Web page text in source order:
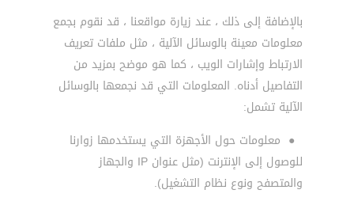
بالإضافة إلى ذلك ، عند زيارة مواقعنا ، قد نقوم بجمع
معلومات معينة بالوسائل الآلية ، مثل ملفات تعريف
الارتباط وإشارات الويب ، كما هو موضح بمزيد من
التفاصيل أدناه. المعلومات التي قد نجمعها بالوسائل
الآلية تشمل:
● معلومات حول الأجهزة التي يستخدمها زوارنا
للوصول إلى الإنترنت (مثل عنوان IP والجهاز
والمتصفح ونوع نظام التشغيل).